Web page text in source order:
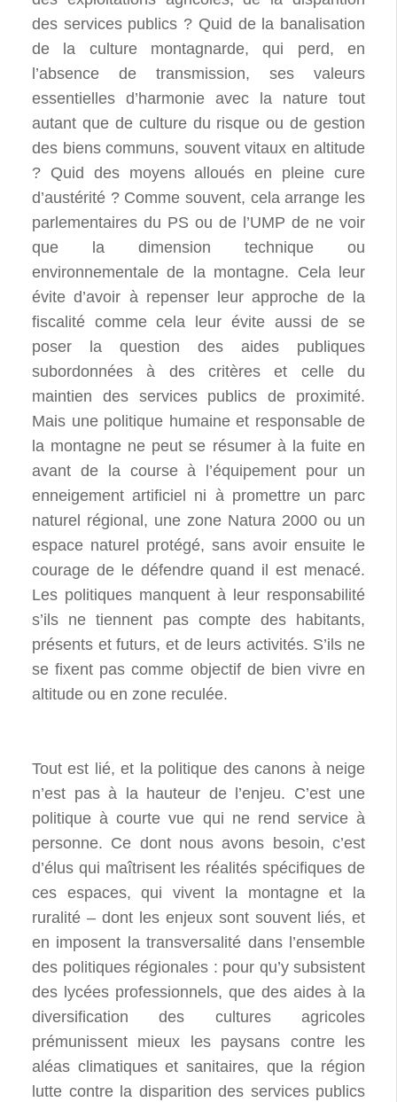
des services publics ? Quid de la banalisation
de la culture montagnarde, qui perd, en
l’absence de transmission, ses valeurs
essentielles d’harmonie avec la nature tout
autant que de culture du risque ou de gestion
des biens communs, souvent vitaux en altitude
? Quid des moyens alloués en pleine cure
d’austérité ? Comme souvent, cela arrange les
parlementaires du PS ou de l’UMP de ne voir
que la dimension technique ou
environnementale de la montagne. Cela leur
évite d’avoir à repenser leur approche de la
fiscalité comme cela leur évite aussi de se
poser la question des aides publiques
subordonnées à des critères et celle du
maintien des services publics de proximité.
Mais une politique humaine et responsable de
la montagne ne peut se résumer à la fuite en
avant de la course à l’équipement pour un
enneigement artificiel ni à promettre un parc
naturel régional, une zone Natura 2000 ou un
espace naturel protégé, sans avoir ensuite le
courage de le défendre quand il est menacé.
Les politiques manquent à leur responsabilité
s’ils ne tiennent pas compte des habitants,
présents et futurs, et de leurs activités. S’ils ne
se fixent pas comme objectif de bien vivre en
altitude ou en zone reculée.
Tout est lié, et la politique des canons à neige
n’est pas à la hauteur de l’enjeu. C’est une
politique à courte vue qui ne rend service à
personne. Ce dont nous avons besoin, c’est
d’élus qui maîtrisent les réalités spécifiques de
ces espaces, qui vivent la montagne et la
ruralité – dont les enjeux sont souvent liés, et
en imposent la transversalité dans l’ensemble
des politiques régionales : pour qu’y subsistent
des lycées professionnels, que des aides à la
diversification des cultures agricoles
prémunissent mieux les paysans contre les
aléas climatiques et sanitaires, que la région
lutte contre la disparition des services publics